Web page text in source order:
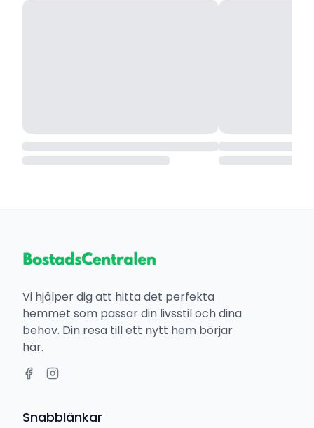
Vi hjälper dig att hitta det perfekta
hemmet som passar din livsstil och dina
behov. Din resa till ett nytt hem börjar
här.
Snabblänkar